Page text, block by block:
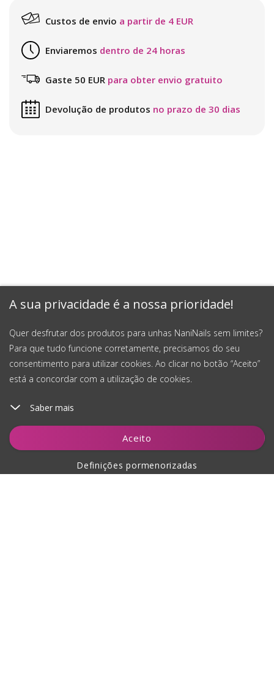
A sua privacidade é a nossa prioridade!
Quer desfrutar dos produtos para unhas NaniNails sem limites?
Para que tudo funcione corretamente, precisamos do seu
consentimento para utilizar cookies. Ao clicar no botão “Aceito”
está a concordar com a utilização de cookies.
Saber mais
Aceito
Definições pormenorizadas
Adicionar ao carrinho
Custos de envio a partir de 4 EUR
Enviaremos dentro de 24 horas
Gaste 50 EUR para obter envio gratuito
Devolução de produtos no prazo de 30 dias